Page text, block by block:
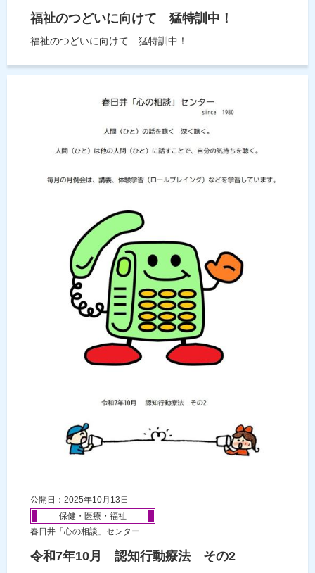
福祉のつどいに向けて 猛特訓中！
福祉のつどいに向けて 猛特訓中！
公開日：2025年10月13日
保健・医療・福祉
春日井「心の相談」センター
令和7年10月 認知行動療法 その2